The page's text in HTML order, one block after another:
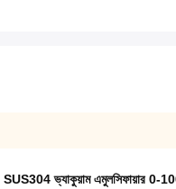
SUS304 ভ্যাকুয়াম এমুলসিফায়ার 0-